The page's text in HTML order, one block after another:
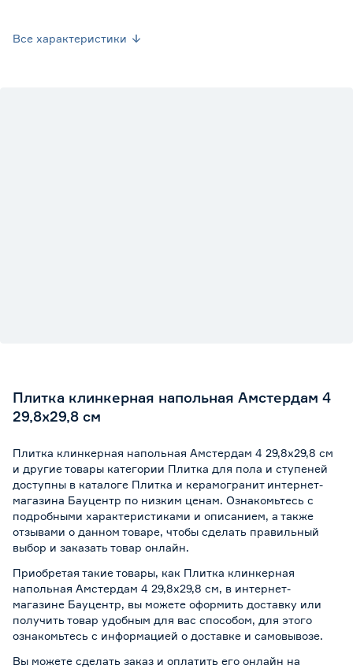
Все характеристики
Плитка клинкерная напольная Амстердам 4
29,8х29,8 см
Плитка клинкерная напольная Амстердам 4 29,8х29,8 см
и другие товары категории Плитка для пола и ступеней
доступны в каталоге Плитка и керамогранит интернет-
магазина Бауцентр по низким ценам. Ознакомьтесь с
подробными характеристиками и описанием, а также
отзывами о данном товаре, чтобы сделать правильный
выбор и заказать товар онлайн.
Приобретая такие товары, как Плитка клинкерная
напольная Амстердам 4 29,8х29,8 см, в интернет-
магазине Бауцентр, вы можете оформить доставку или
получить товар удобным для вас способом, для этого
ознакомьтесь с информацией о доставке и самовывозе.
Вы можете сделать заказ и оплатить его онлайн на